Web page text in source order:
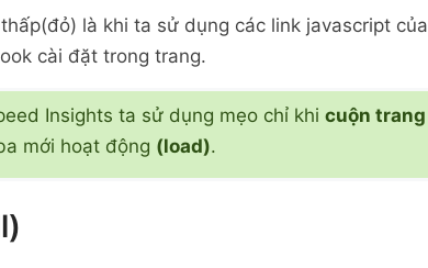
là khi ta sử dụng các link javascript của
cài đặt trong trang.
Insights ta sử dụng mẹo chỉ khi cuộn trang
mới hoạt động (load).